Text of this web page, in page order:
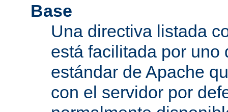
Base
Una directiva listada
está facilitada por uno
estándar de Apache
con el servidor por